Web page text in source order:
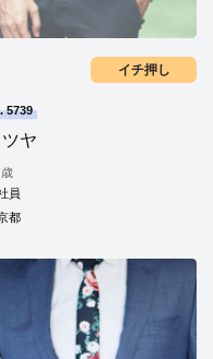
イチ押し
5739
ツヤ
員
都